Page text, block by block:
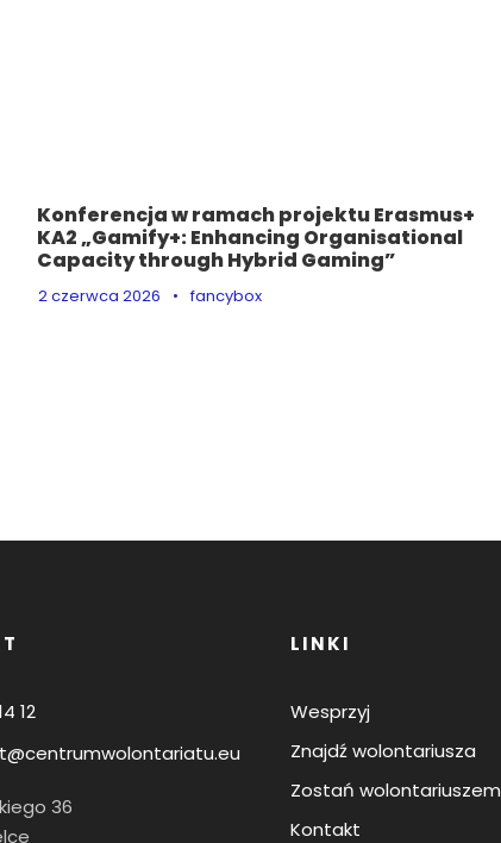
Konferencja w ramach projektu Erasmus+
KA2 „Gamify+: Enhancing Organisational
Capacity through Hybrid Gaming”
2 czerwca 2026 • fancybox
12
36
LINKI
Wesprzyj
Znajdź wolontariusza
Zostań wolontariuszem
Kontakt